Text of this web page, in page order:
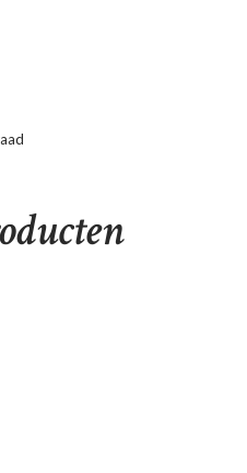
OORRINGEN